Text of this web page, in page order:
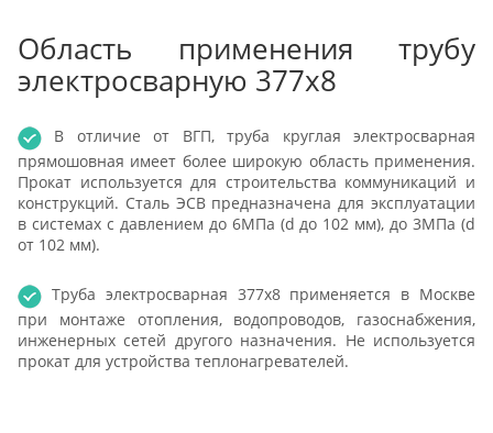
Область применения трубу
электросварную 377x8
В отличие от ВГП, труба круглая электросварная
прямошовная имеет более широкую область применения.
Прокат используется для строительства коммуникаций и
конструкций. Сталь ЭСВ предназначена для эксплуатации
в системах с давлением до 6МПа (d до 102 мм), до 3МПа (d
от 102 мм).
Труба электросварная 377x8 применяется в Москве
при монтаже отопления, водопроводов, газоснабжения,
инженерных сетей другого назначения. Не используется
прокат для устройства теплонагревателей.